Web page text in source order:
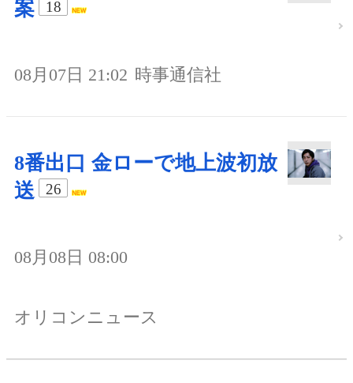
案 18
08月07日 21:02 時事通信社
8番出口 金ローで地上波初放
送
26
08月08日 08:00
オリコンニュース